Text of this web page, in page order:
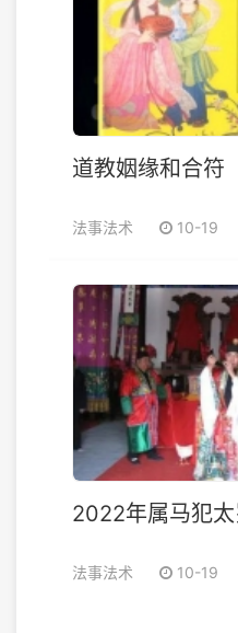
道教姻缘和合符
法事法术 10-19
2022年属马犯
法事法术 10-19